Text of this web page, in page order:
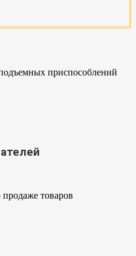
приспособлений
товаров